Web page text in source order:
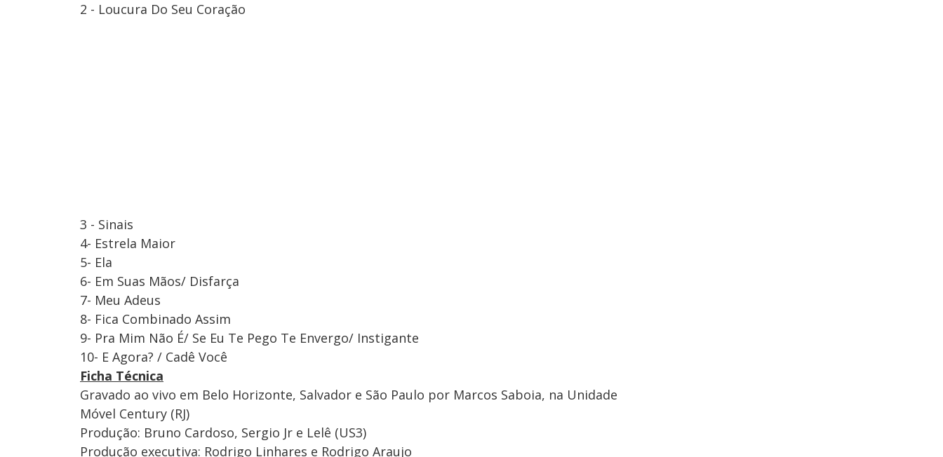
2 - Loucura Do Seu Coração
3 - Sinais
4- Estrela Maior
5- Ela
6- Em Suas Mãos/ Disfarça
7- Meu Adeus
8- Fica Combinado Assim
9- Pra Mim Não É/ Se Eu Te Pego Te Envergo/ Instigante
10- E Agora? / Cadê Você
Ficha Técnica
Gravado ao vivo em Belo Horizonte, Salvador e São Paulo por Marcos Saboia, na Unidade
Móvel Century (RJ)
Produção: Bruno Cardoso, Sergio Jr e Lelê (US3)
Produção executiva: Rodrigo Linhares e Rodrigo Araujo